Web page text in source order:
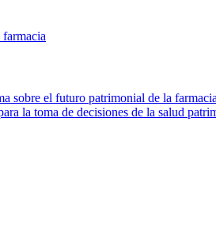
sobre el futuro patrimonial de la farmacia
la toma de decisiones de la salud